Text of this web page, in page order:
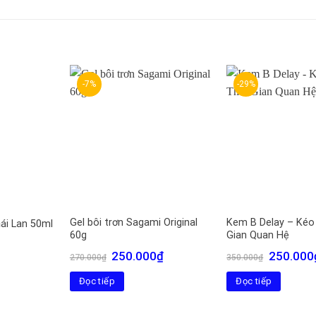
Lan 50ml
-7%
Gel bôi trơn Sagami Original
60g
270.000₫ Giá
gốc
là:
270.000₫.
250.000₫Giá
Đọc tiếp
-29%
Kem B Delay –
Gian Quan Hệ
350.000₫
Giá
gốc
là:
350.000₫.
250.000
Đọc tiếp